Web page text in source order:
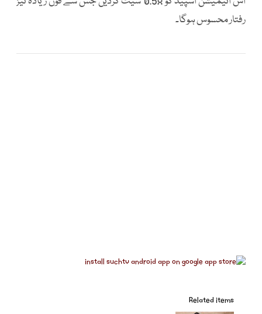
رفتار محسوس ہوگا۔
Related items